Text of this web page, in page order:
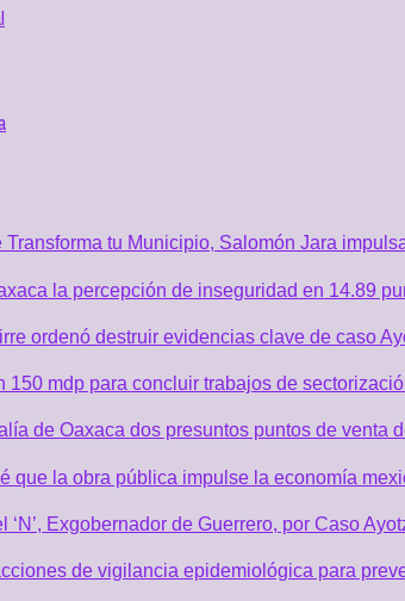
Transforma tu Municipio, Salomón Jara
la percepción de inseguridad en 14.89
ordenó destruir evidencias clave de caso
150 mdp para concluir trabajos de
de Oaxaca dos presuntos puntos de venta
que la obra pública impulse la economía
‘N’, Exgobernador de Guerrero, por Caso
de vigilancia epidemiológica para